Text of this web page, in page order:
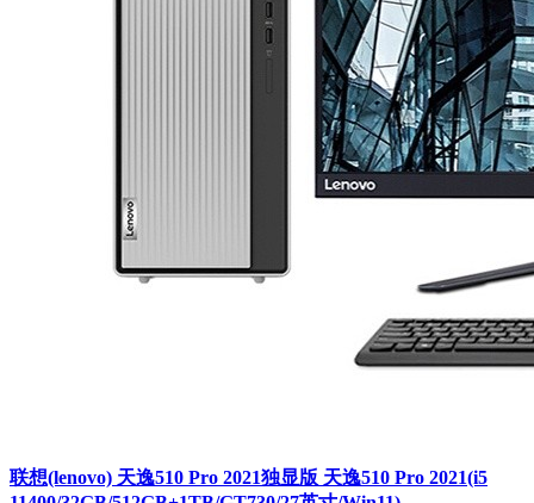
联想(lenovo) 天逸510 Pro 2021独显版 天逸510 Pro 2021(i5